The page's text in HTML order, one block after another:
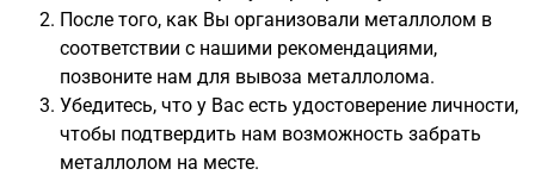
После того, как Вы организовали металлолом в
соответствии с нашими рекомендациями,
позвоните нам для вывоза металлолома.
Убедитесь, что у Вас есть удостоверение личности,
чтобы подтвердить нам возможность забрать
металлолом на месте.